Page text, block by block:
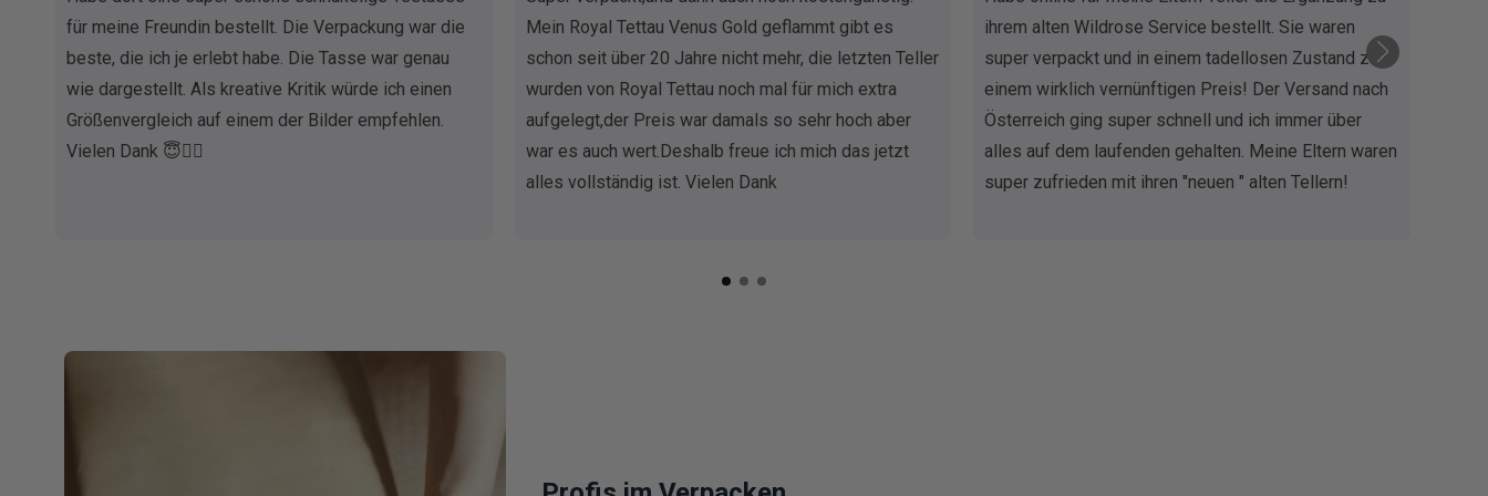
für meine Freundin bestellt. Die Verpackung war die
beste, die ich je erlebt habe. Die Tasse war genau
wie dargestellt. Als kreative Kritik würde ich einen
Größenvergleich auf einem der Bilder empfehlen.
Vielen Dank 😇✌🏼
Mein Royal Tettau Venus Gold geflammt gibt es
schon seit über 20 Jahre nicht mehr, die letzten Teller
wurden von Royal Tettau noch mal für mich extra
aufgelegt,der Preis war damals so sehr hoch aber
war es auch wert.Deshalb freue ich mich das jetzt
alles vollständig ist. Vielen Dank
ihrem alten Wildrose Service bestellt. Sie waren
super verpackt und in einem tadellosen Zustand zu
einem wirklich vernünftigen Preis! Der Versand nach
Österreich ging super schnell und ich immer über
alles auf dem laufenden gehalten. Meine Eltern waren
super zufrieden mit ihren "neuen " alten Tellern!